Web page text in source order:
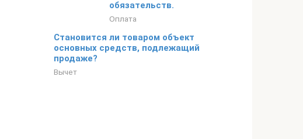
обязательств.
Оплата
Становится ли товаром объект
основных средств, подлежащий
продаже?
Вычет